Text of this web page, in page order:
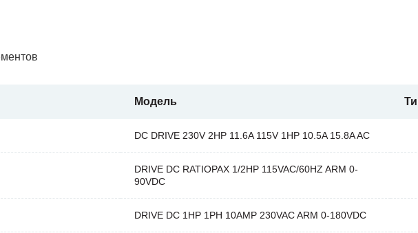
Модель
DC DRIVE 230V 2HP 11.6A 115V 1HP 10.5A 15.8A AC
DRIVE DC RATIOPAX 1/2HP 115VAC/60HZ ARM 0-
90VDC
DRIVE DC 1HP 1PH 10AMP 230VAC ARM 0-180VDC